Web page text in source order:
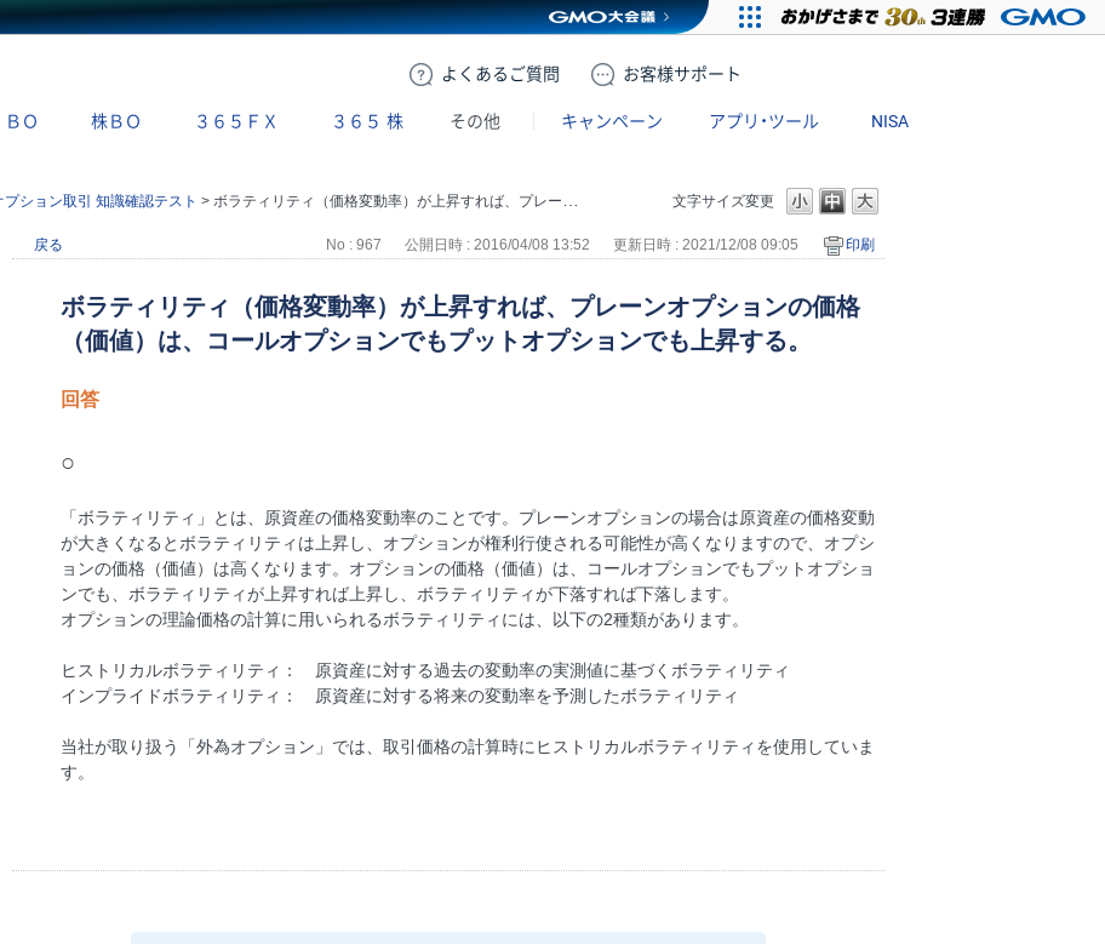
よくある ご質問 お客様サポート
ＢＯ 株ＢＯ ３６５ＦＸ ３６５ 株 その他 キャンペーン アプリ・ツール NISA
文字サイズ変更
プション取引 知識確認テスト > ボラティリティ（価格変動率）が上昇すれば、プレーンオプションの価格（価値）は、コールオプションでもプットオプションでも上昇する。
戻る No : 967 公開日時 : 2016/04/08 13:52 更新日時 : 2021/12/08 09:05 印刷
ボラティリティ（価格変動率）が上昇すれば、プレーンオプションの価格
（価値）は、コールオプションでもプットオプションでも上昇する。
回答
○
「ボラティリティ」とは、原資産の価格変動率のことです。プレーンオプションの場合は原資産の価格変動
が大きくなるとボラティリティは上昇し、オプションが権利行使される可能性が高くなりますので、オプシ
ョンの価格（価値）は高くなります。オプションの価格（価値）は、コールオプションでもプットオプショ
ンでも、ボラティリティが上昇すれば上昇し、ボラティリティが下落すれば下落します。
オプションの理論価格の計算に用いられるボラティリティには、以下の2種類があります。
ヒストリカルボラティリティ： 原資産に対する過去の変動率の実測値に基づくボラティリティ
インプライドボラティリティ： 原資産に対する将来の変動率を予測したボラティリティ
当社が取り扱う「外為オプション」では、取引価格の計算時にヒストリカルボラティリティを使用していま
す。